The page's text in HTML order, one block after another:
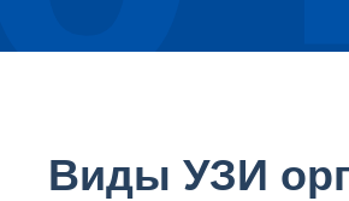
Виды УЗИ